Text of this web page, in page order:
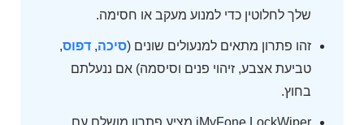
שלך לחלוטין כדי למנוע מעקב או חסימה.
זהו פתרון מתאים למנעולים שונים (סיכה, דפוס,
טביעת אצבע, זיהוי פנים וסיסמה) אם ננעלתם
בחוץ.
iMyFone LockWiper מציע פתרון מושלם עם